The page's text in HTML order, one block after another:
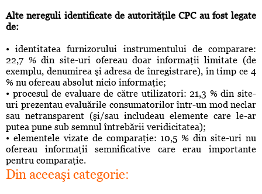
Alte nereguli identificate de autorităţile CPC au fost legate
de:
• identitatea furnizorului instrumentului de comparare:
22,7 % din site-uri ofereau doar informaţii limitate (de
exemplu, denumirea şi adresa de înregistrare), în timp ce 4
% nu ofereau absolut nicio informaţie;
• procesul de evaluare de către utilizatori: 21,3 % din site-
uri prezentau evaluările consumatorilor într-un mod neclar
sau netransparent (şi/sau includeau elemente care le-ar
putea pune sub semnul întrebării veridicitatea);
• elementele vizate de comparaţie: 10,5 % din site-uri nu
ofereau informaţii semnificative care erau importante
pentru comparaţie.
Din aceeaşi categorie: